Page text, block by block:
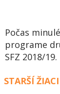
Počas
programe
SFZ 2018/19.
STARŠÍ